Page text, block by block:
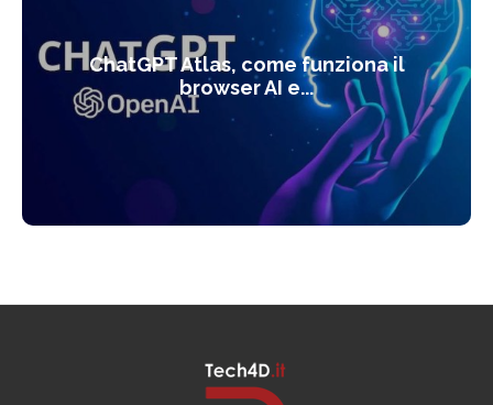
ChatGPT Atlas, come funziona il
browser AI e...